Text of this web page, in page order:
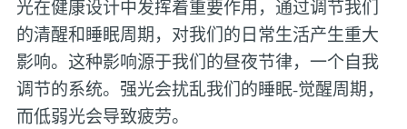
光在健康设计中发挥着重要作用，通过调节我们
的清醒和睡眠周期，对我们的日常生活产生重大
影响。这种影响源于我们的昼夜节律，一个自我
调节的系统。强光会扰乱我们的睡眠-觉醒周期，
而低弱光会导致疲劳。